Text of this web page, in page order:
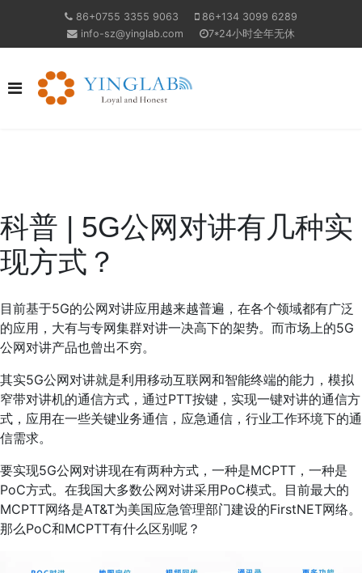
86+0755 3355 9063
86+134 3099 6289
info-sz@yinglab.com
7*24小时全年无休
科普 | 5G公网对讲有几种实
现方式？
目前基于5G的公网对讲应用越来越普遍，在各个领域都有广泛
的应用，大有与专网集群对讲一决高下的架势。而市场上的5G
公网对讲产品也曾出不穷。
其实5G公网对讲就是利用移动互联网和智能终端的能力，模拟
窄带对讲机的通信方式，通过PTT按键，实现一键对讲的通信方
式，应用在一些关键业务通信，应急通信，行业工作环境下的通
信需求。
要实现5G公网对讲现在有两种方式，一种是MCPTT，一种是
PoC方式。在我国大多数公网对讲采用PoC模式。目前最大的
MCPTT网络是AT&T为美国应急管理部门建设的FirstNET网络。
那么PoC和MCPTT有什么区别呢？